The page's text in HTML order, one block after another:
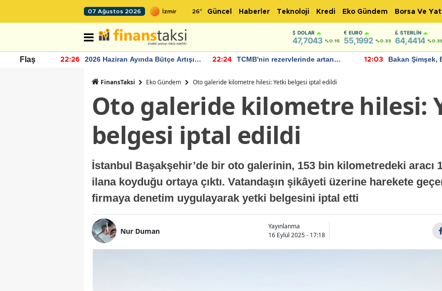
07 Ağustos 2026 26° Güncel Haberler Teknoloji Kredi Eko Gündem Borsa Ve
DOLAR
47,7043 %0.15
EURO
55,1992 %0.33
STERLIN
64,4414
Flaş 22:26
2026 Haziran Ayında Bütçe Artışı
22:24
TCMB'nin rezervlerinde artan
12:03
Bakan Şimşek,
FinansTaksi Eko Gündem Oto galeride kilometre hilesi: Yetki belgesi iptal edildi
Oto galeride kilometre hilesi:
belgesi iptal edildi
İstanbul Başakşehir’de bir oto galerinin, 153 bin kilometredeki aracı
ilana koyduğu ortaya çıktı. Vatandaşın şikâyeti üzerine harekete
firmaya denetim uygulayarak yetki belgesini iptal etti
Nur Duman
Yayınlanma
16 Eylül 2025 - 17:18